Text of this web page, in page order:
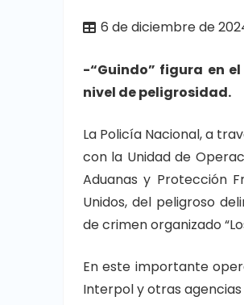
6 de diciembre de
-“Guindo” figura en
nivel de peligrosidad.
La Policía Nacional, a
con la Unidad de
Aduanas y Protección
Unidos, del peligroso
de crimen organizado
En este importante
Interpol y otras agencias